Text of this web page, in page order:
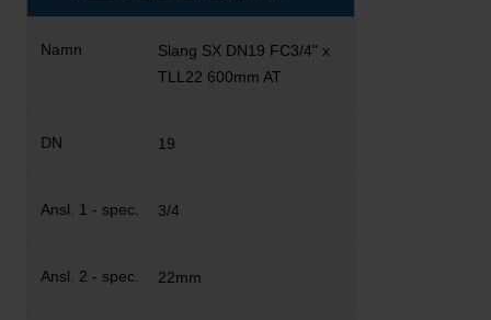
Slang SX DN19 FC3/4" x
TLL22 600mm AT
19
3/4
22mm